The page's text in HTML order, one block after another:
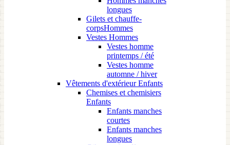
longues
Gilets et chauffe-
corpsHommes
Vestes Hommes
Vestes homme
printemps / été
Vestes homme
automne / hiver
Vêtements d'extérieur Enfants
Chemises et chemisiers
Enfants
Enfants manches
courtes
Enfants manches
longues